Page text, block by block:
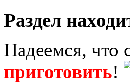
Раздел
Надеемся, что
приготовить!